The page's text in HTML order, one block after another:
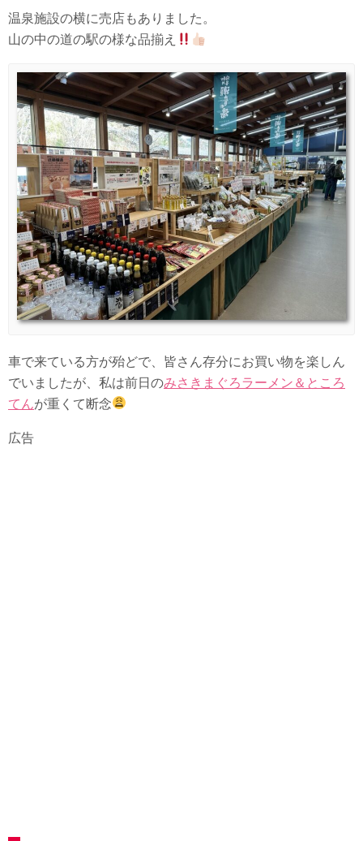
温泉施設の横に売店もありました。
山の中の道の駅の様な品揃え
車で来ている方が殆どで、皆さん存分にお買い物を楽しん
でいましたが、私は前日のみさきまぐろラーメン＆ところ
てんが重くて断念
広告